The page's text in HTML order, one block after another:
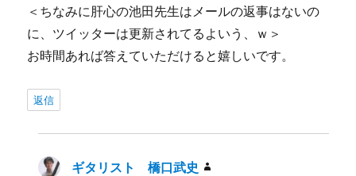
＜ちなみに肝心の池田先生はメールの返事はないの
に、ツイッターは更新されてるよいう、ｗ＞
お時間あれば答えていただけると嬉しいです。
返信
ギタリスト 橋口武史